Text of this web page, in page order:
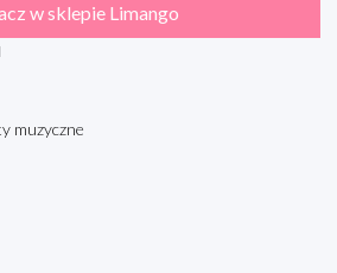
w sklepie Limango
muzyczne